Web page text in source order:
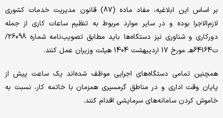
بر اساس این ابلاغیه، مفاد ماده (87) قانون مدیریت خدمات کشوری
لازم‌الاجرا بوده و در سایر موارد مربوط به تنظیم ساعات کاری از جمله
دورکاری و شناوری نیز دستگاه‌ها باید مطابق تصویب‌نامه شماره 26098/
ت64164هـ مورخ 17 اردیبهشت 1404 هیئت وزیران عمل کنند.
همچنین تمامی دستگاه‌های اجرایی موظف شده‌اند یک ساعت پیش از
پایان وقت اداری و در مناطق گرمسیری همزمان با خاتمه کار، نسبت به
خاموش کردن سامانه‌های سرمایشی اقدام کنند.